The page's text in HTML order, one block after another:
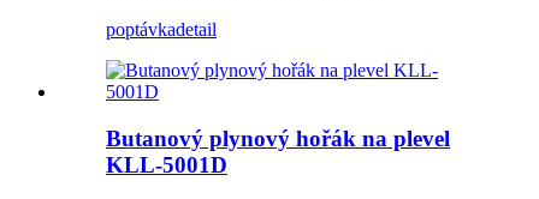
poptávkadetail
Butanový plynový hořák na plevel
KLL-5001D